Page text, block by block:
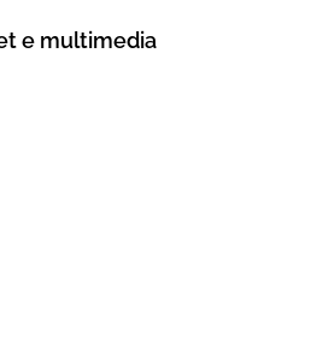
e multimedia